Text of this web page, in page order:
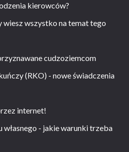
kierowców?
wiesz wszystko na temat tego
cudzoziemcom
(RKO) - nowe świadczenia
internet!
własnego - jakie warunki trzeba